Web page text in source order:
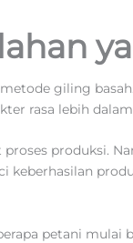
giling
rasa lebih
produksi.
keberhasilan
petani mulai